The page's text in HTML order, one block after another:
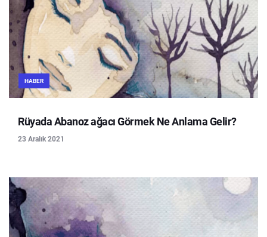
HABER
Rüyada Abanoz ağacı Görmek Ne Anlama Gelir?
23 Aralık 2021